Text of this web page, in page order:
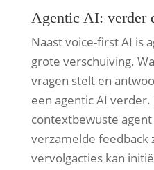
Agentic AI: verder
Naast voice-first AI is
grote verschuiving.
vragen stelt en
een agentic AI
contextbewuste agent
verzamelde feedback
vervolgacties kan